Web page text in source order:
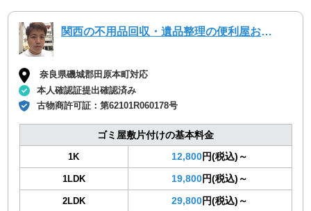
関西の不用品回収・遺品整理の便利屋お助けマスター大阪市北支部
奈良県磯城郡田原本町対応
本人確認証提出確認済み
古物商許可証：第62101R060178号
ゴミ屋敷片付けの基本料金
1K 12,800円(税込)～
1LDK 19,800円(税込)～
2LDK 29,800円(税込)～